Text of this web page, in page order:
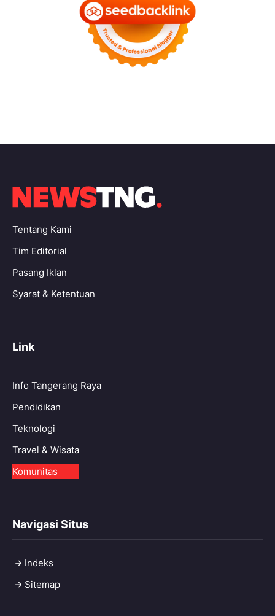
Tentang Kami
Tim Editorial
Pasang Iklan
Syarat & Ketentuan
Link
Info Tangerang Raya
Pendidikan
Teknologi
Travel & Wisata
Komunitas
Navigasi Situs
Indeks
Sitemap